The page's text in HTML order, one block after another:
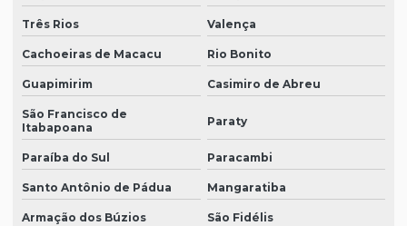
Três Rios Valença
Cachoeiras de Macacu Rio Bonito
Guapimirim Casimiro de Abreu
São Francisco de
Itabapoana
Paraty
Paraíba do Sul Paracambi
Santo Antônio de Pádua Mangaratiba
Armação dos Búzios São Fidélis